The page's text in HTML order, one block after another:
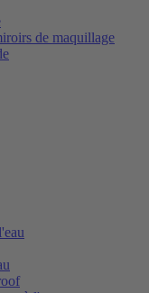
de maquillage